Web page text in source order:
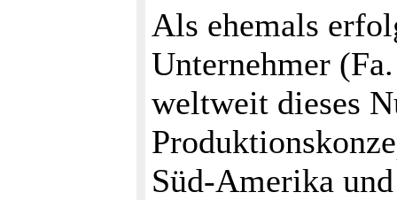
Als ehemals
Unternehmer
weltweit dieses
Süd-Amerika